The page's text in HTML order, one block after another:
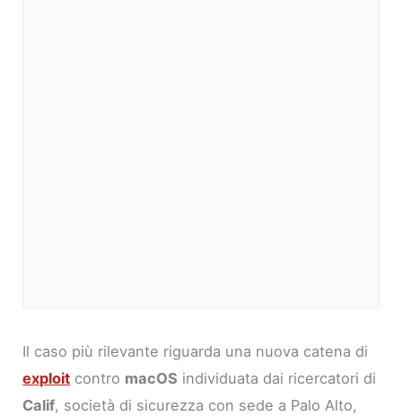
Il caso più rilevante riguarda una nuova catena di
exploit contro macOS individuata dai ricercatori di
Calif, società di sicurezza con sede a Palo Alto,